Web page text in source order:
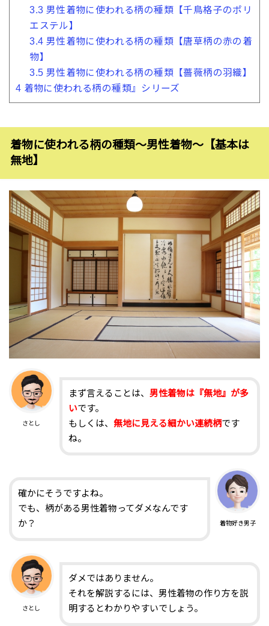
3.3 男性着物に使われる柄の種類【千鳥格子のポリ
エステル】
3.4 男性着物に使われる柄の種類【唐草柄の赤の着
物】
3.5 男性着物に使われる柄の種類【薔薇柄の羽織】
4 着物に使われる柄の種類』シリーズ
着物に使われる柄の種類〜男性着物〜【基本は
無地】
さとし
まず言えることは、 男性着物は『無地』が多
いです。
もしくは、 無地に見える細かい連続柄です
ね。
着物好き男子
確かにそうですよね。
でも、柄がある男性着物ってダメなんです
か？
さとし
ダメではありません。
それを解説するには、男性着物の作り方を説
明するとわかりやすいでしょう。